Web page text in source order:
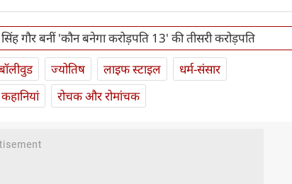
गौर बनीं 'कौन बनेगा करोड़पति 13' की तीसरी करोड़पति
ज्योतिष लाइफ स्‍टाइल
धर्म-संसार
रोचक और रोमांचक